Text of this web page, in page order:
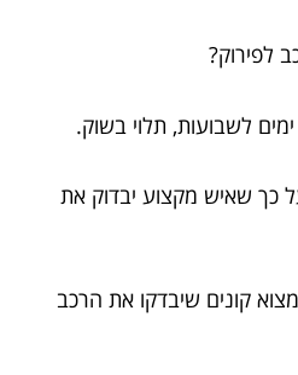
לשבועות, תלוי בשוק.
כך שאיש מקצוע יבדוק את
קונים שיבדקו את הרכב